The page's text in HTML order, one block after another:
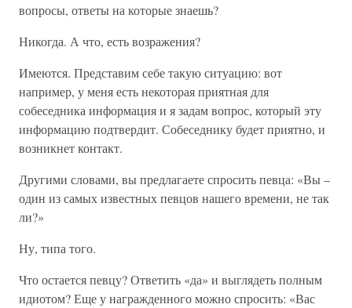
вопросы, ответы на которые знаешь?
Никогда. А что, есть возражения?
Имеются. Представим себе такую ситуацию: вот
например, у меня есть некоторая приятная для
собеседника информация и я задам вопрос, который эту
информацию подтвердит. Собеседнику будет приятно, и
возникнет контакт.
Другими словами, вы предлагаете спросить певца: «Вы –
один из самых известных певцов нашего времени, не так
ли?»
Ну, типа того.
Что остается певцу? Ответить «да» и выглядеть полным
идиотом? Еще у награжденного можно спросить: «Вас